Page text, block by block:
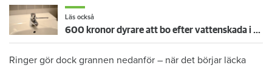
Läs också
600 kronor dyrare att bo efter vattenskada i Varberg
Ringer gör dock grannen nedanför – när det börjar läcka